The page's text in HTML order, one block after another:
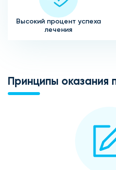
Высокий процент успеха
лечения
Принципы оказания